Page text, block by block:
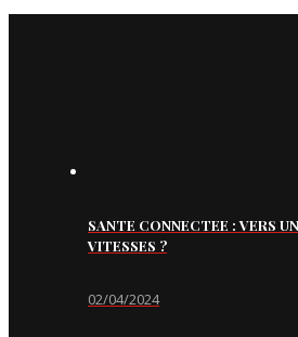
SANTE CONNECTEE : VERS
VITESSES ?
02/04/2024